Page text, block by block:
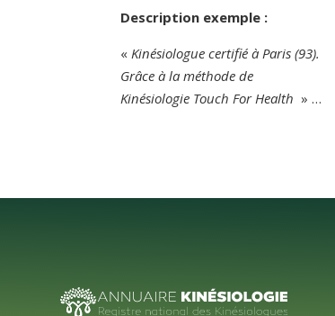
Description exemple :
« Kinésiologue certifié à Paris (93).
Grâce à la méthode de
Kinésiologie Touch For Health » …